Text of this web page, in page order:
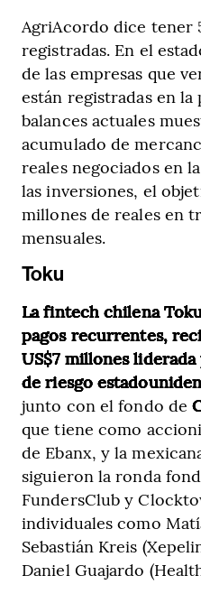
AgriAcordo dice tener
registradas. En el
de las empresas que
están registradas en la
balances actuales
acumulado de
reales negociados en
las inversiones, el
millones de reales en
mensuales.
Toku
La fintech chilena
pagos recurrentes,
US$7 millones
de riesgo
junto con el fondo de
que tiene como
de Ebanx, y la
siguieron la ronda
FundersClub y
individuales como
Sebastián Kreis
Daniel Guajardo